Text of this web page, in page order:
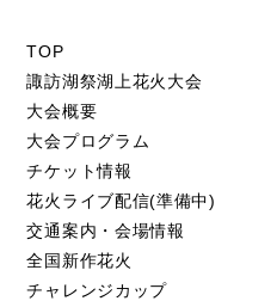
TOP
諏訪湖祭湖上花火大会
大会概要
大会プログラム
チケット情報
花火ライブ配信(準備中)
交通案内・会場情報
全国新作花火
チャレンジカップ